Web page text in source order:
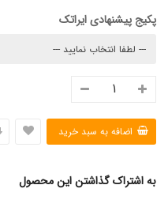
پکیج پیشنهادی ایراتک
به اشتراک گذاشتن این محصول